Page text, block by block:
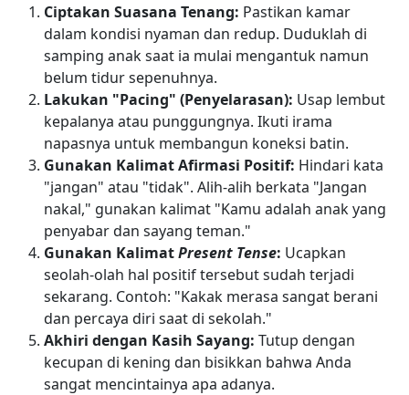
Ciptakan Suasana Tenang: Pastikan kamar
dalam kondisi nyaman dan redup. Duduklah di
samping anak saat ia mulai mengantuk namun
belum tidur sepenuhnya.
Lakukan "Pacing" (Penyelarasan): Usap lembut
kepalanya atau punggungnya. Ikuti irama
napasnya untuk membangun koneksi batin.
Gunakan Kalimat Afirmasi Positif: Hindari kata
"jangan" atau "tidak". Alih-alih berkata "Jangan
nakal," gunakan kalimat "Kamu adalah anak yang
penyabar dan sayang teman."
Gunakan KalimatPresent Tense: Ucapkan
seolah-olah hal positif tersebut sudah terjadi
sekarang. Contoh: "Kakak merasa sangat berani
dan percaya diri saat di sekolah."
Akhiri dengan Kasih Sayang: Tutup dengan
kecupan di kening dan bisikkan bahwa Anda
sangat mencintainya apa adanya.